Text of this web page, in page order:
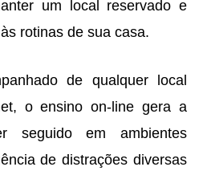
um local reservado e
rotinas de sua casa.
de qualquer local
o ensino on-line gera a
seguido em ambientes
de distrações diversas